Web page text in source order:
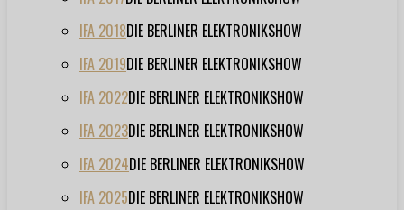
IFA 2018DIE BERLINER ELEKTRONIKSHOW
IFA 2019DIE BERLINER ELEKTRONIKSHOW
IFA 2022DIE BERLINER ELEKTRONIKSHOW
IFA 2023DIE BERLINER ELEKTRONIKSHOW
IFA 2024DIE BERLINER ELEKTRONIKSHOW
IFA 2025DIE BERLINER ELEKTRONIKSHOW